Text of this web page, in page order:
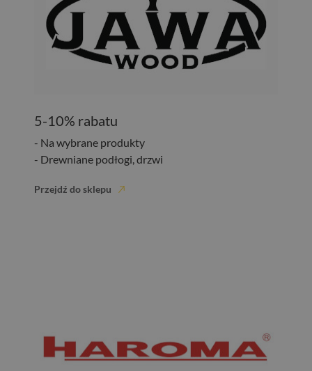
5-10% rabatu
- Na wybrane produkty
- Drewniane podłogi, drzwi
Przejdź do sklepu